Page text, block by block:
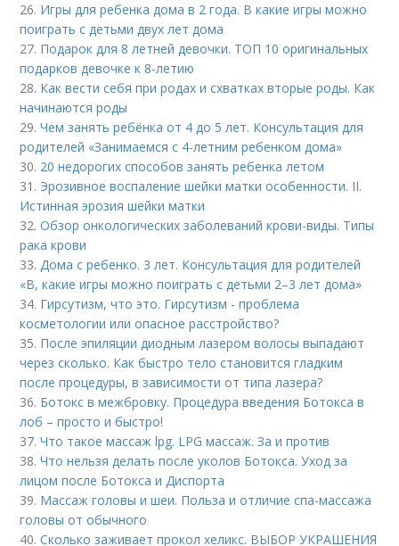
26. Игры для ребенка дома в 2 года. В какие игры можно
поиграть с детьми двух лет дома
27. Подарок для 8 летней девочки. ТОП 10 оригинальных
подарков девочке к 8-летию
28. Как вести себя при родах и схватках вторые роды. Как
начинаются роды
29.Чем занять ребёнка от 4 до 5 лет. Консультация для
родителей «Занимаемся с 4-летним ребенком дома»
30. 20 недорогих способов занять ребенка летом
31. Эрозивное воспаление шейки матки особенности. II.
Истинная эрозия шейки матки
32.Обзор онкологических заболеваний крови-виды. Типы
рака крови
33.Дома с ребенко. 3 лет. Консультация для родителей
«В, какие игры можно поиграть с детьми 2–3 лет дома»
34. Гирсутизм, что это. Гирсутизм - проблема
косметологии или опасное расстройство?
35. После эпиляции диодным лазером волосы выпадают
через сколько. Как быстро тело становится гладким
после процедуры, в зависимости от типа лазера?
36. Ботокс в межбровку. Процедура введения Ботокса в
лоб – просто и быстро!
37.Что такое массаж lpg. LPG массаж. За и против
38.Что нельзя делать после уколов Ботокса. Уход за
лицом после Ботокса и Диспорта
39. Массаж головы и шеи. Польза и отличие спа-массажа
головы от обычного
40.Сколько заживает прокол хеликс. ВЫБОР УКРАШЕНИЯ